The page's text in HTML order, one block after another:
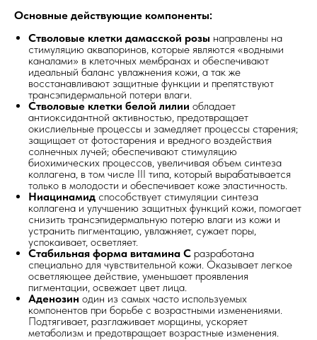
Основные действующие компоненты:
Стволовые клетки дамасской розы направлены на
стимуляцию аквапоринов, которые являются «водными
каналами» в клеточных мембранах и обеспечивают
идеальный баланс увлажнения кожи, а так же
восстанавливают защитные функции и препятствуют
трансэпидермальной потери влаги.
Стволовые клетки белой лилии обладает
антиоксидантной активностью, предотвращает
окислиельные процессы и замедляет процессы старения;
защищает от фотостарения и вредного воздействия
солнечных лучей; обеспечивают стимуляцию
биохимических процессов, увеличивая объем синтеза
коллагена, в том числе III типа, который вырабатывается
только в молодости и обеспечивает коже эластичность.
Ниацинамид способствует стимуляции синтеза
коллагена и улучшению защитных функций кожи, помогает
снизить трансэпидермальную потерю влаги из кожи и
устранить пигментацию, увлажняет, сужает поры,
успокаивает, осветляет.
Стабильная форма витамина С разработана
специально для чувствительной кожи. Оказывает легкое
осветляющее действие, уменьшает проявления
пигментации, освежает цвет лица.
Аденозин один из самых часто используемых
компонентов при борьбе с возрастными изменениями.
Подтягивает, разглаживает морщины, ускоряет
метаболизм и предотвращает возрастные изменения.